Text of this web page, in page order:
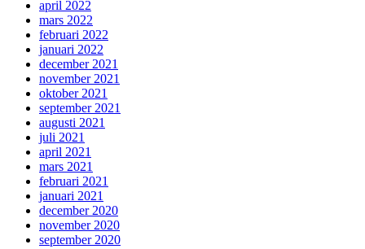
april 2022
mars 2022
februari 2022
januari 2022
december 2021
november 2021
oktober 2021
september 2021
augusti 2021
juli 2021
april 2021
mars 2021
februari 2021
januari 2021
december 2020
november 2020
september 2020